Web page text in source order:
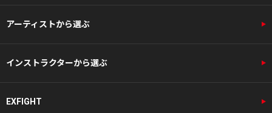
アーティストから選ぶ
インストラクターから選ぶ
EXFIGHT